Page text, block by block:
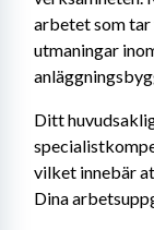
arbetet som
utmaningar
Ditt
vilket innebär
Dina